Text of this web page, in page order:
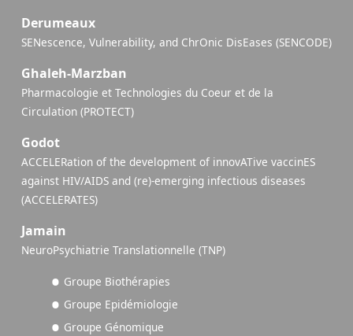
Derumeaux
SENescence, Vulnerability, and ChrOnic DisEases (SENCODE)
Ghaleh-Marzban
Pharmacologie et Technologies du Coeur et de la
Circulation (PROTECT)
Godot
ACCELERation of the development of innovATive vaccinES
against HIV/AIDS and (re)-emerging infectious diseases
(ACCELERATES)
Jamain
NeuroPsychiatrie Translationnelle (TNP)
Groupe Biothérapies
Groupe Epidémiologie
Groupe Génomique